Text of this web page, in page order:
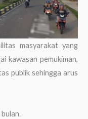
masyarakat yang
kawasan pemukiman,
publik sehingga arus